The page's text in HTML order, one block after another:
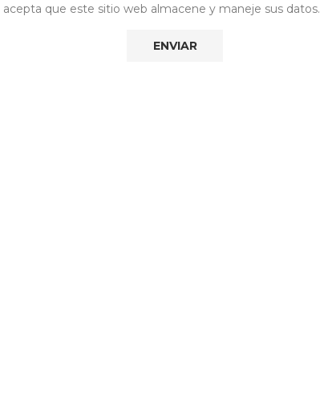
que este sitio web almacene y maneje sus datos.